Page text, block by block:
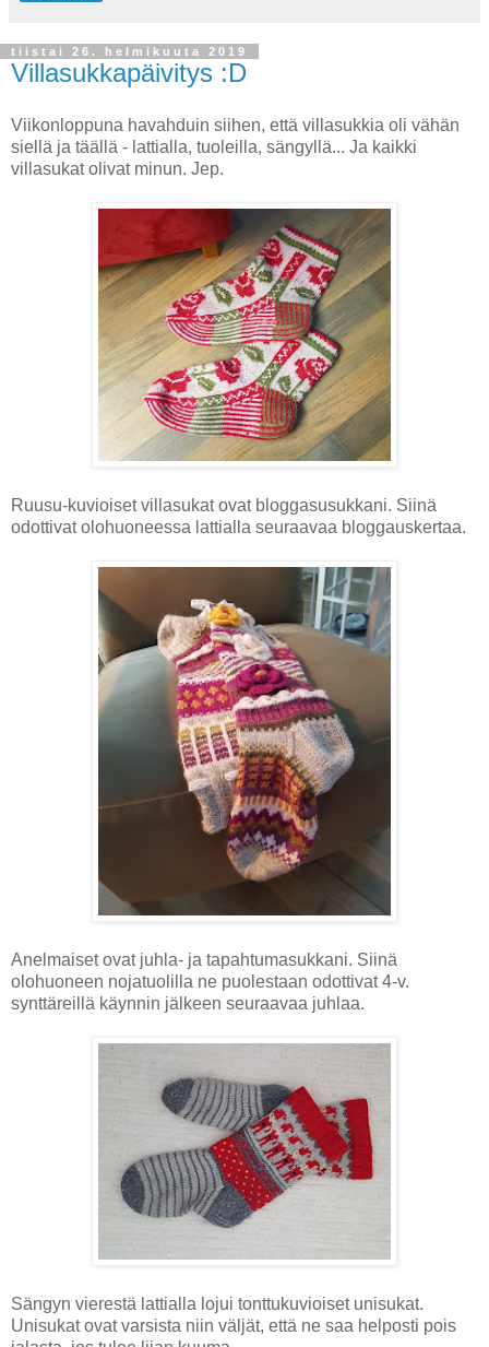
tiistai 26. helmikuuta 2019
Villasukkapäivitys :D
Viikonloppuna havahduin siihen, että villasukkia oli vähän
siellä ja täällä - lattialla, tuoleilla, sängyllä... Ja kaikki
villasukat olivat minun. Jep.
Ruusu-kuvioiset villasukat ovat bloggasusukkani. Siinä
odottivat olohuoneessa lattialla seuraavaa bloggauskertaa.
Anelmaiset ovat juhla- ja tapahtumasukkani. Siinä
olohuoneen nojatuolilla ne puolestaan odottivat 4-v.
synttäreillä käynnin jälkeen seuraavaa juhlaa.
Sängyn vierestä lattialla lojui tonttukuvioiset unisukat.
Unisukat ovat varsista niin väljät, että ne saa helposti pois